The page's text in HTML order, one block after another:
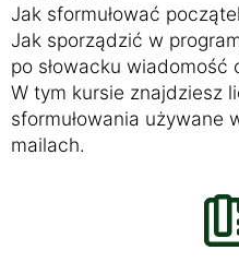
Jak sformułować
Jak sporządzić w
po słowacku wiadomość
W tym kursie znajdziesz
sformułowania używane
mailach.